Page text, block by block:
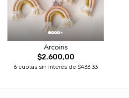
Arcoiris
$2.600,00
6 cuotas sin interés de $433,33